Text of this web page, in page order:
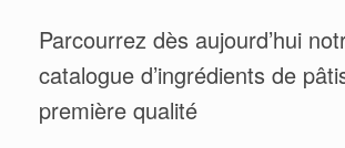
Parcourrez dès aujourd’hui
catalogue d’ingrédients de
première qualité